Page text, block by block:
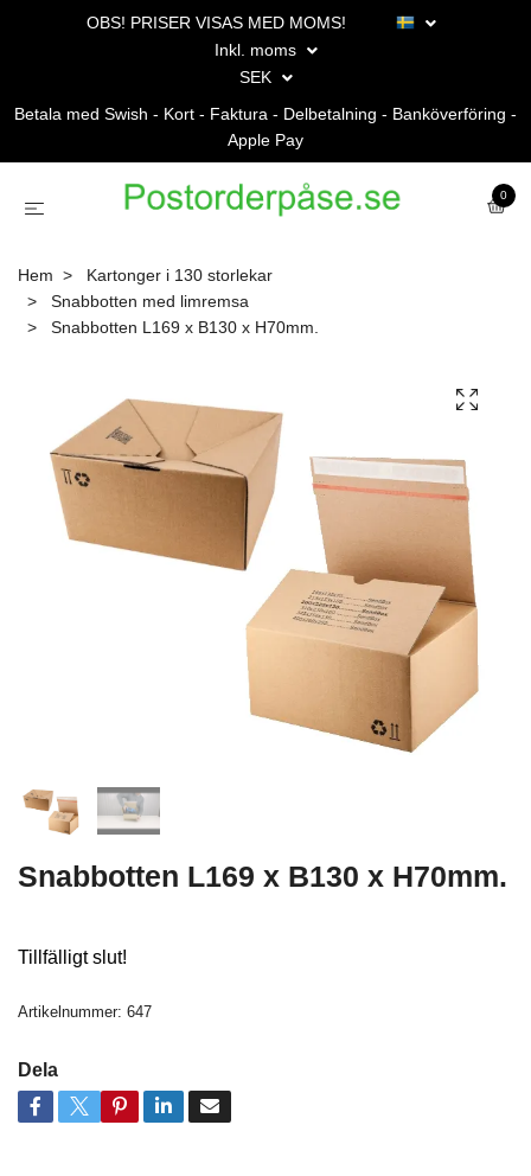
OBS! PRISER VISAS MED MOMS!
Inkl. moms
SEK
Betala med Swish - Kort - Faktura - Delbetalning - Banköverföring -
Apple Pay
0
Hem
Kartonger i 130 storlekar
Snabbotten med limremsa
Snabbotten L169 x B130 x H70mm.
Snabbotten L169 x B130 x H70mm.
Tillfälligt slut!
Artikelnummer: 647
Dela